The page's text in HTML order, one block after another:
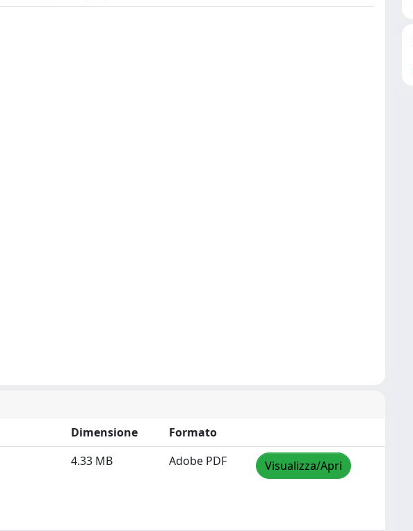
Dimensione
Formato
4.33 MB Adobe PDF Visualizza/Apri